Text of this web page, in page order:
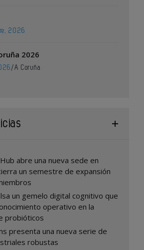
2026
2026
/A Coruña
abre una nueva sede en
un semestre de expansión
un gemelo digital cognitivo que
operativo en la
probióticos
presenta una nueva serie de
robustas